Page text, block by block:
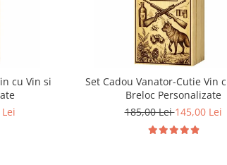
cu Vin si
Set Cadou Vanator-Cutie Vin
Breloc Personalizate
185,00 Lei145,00 Lei